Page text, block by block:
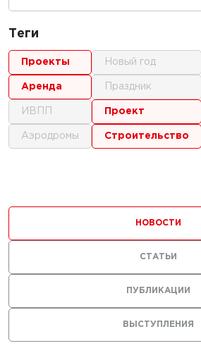
г.
ВЫСТУПЛЕНИЯ
ПУБЛИКАЦИИ
НОВОСТИ
СТАТЬИ
Теги
проекты
аренда
ИВПП
аэродромы
новый год
праздник
проект
строительство